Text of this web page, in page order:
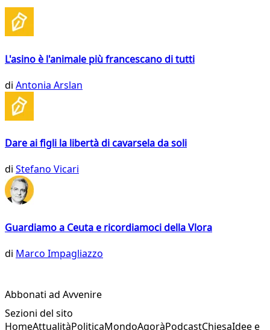
L'asino è l'animale più francescano di tutti
di Antonia Arslan
Dare ai figli la libertà di cavarsela da soli
di Stefano Vicari
Guardiamo a Ceuta e ricordiamoci della Vlora
di Marco Impagliazzo
Abbonati ad Avvenire
Sezioni del sito
HomeAttualitàPoliticaMondoAgoràPodcastChiesaIdee e